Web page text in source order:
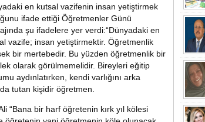
en kutsal vazifenin insan yetiştirmek
ifade ettiği Öğretmenler Günü
şu ifadelere yer verdi:“Dünyadaki en
vazife; insan yetiştirmektir. Öğretmenlik
bir mertebedir. Bu yüzden öğretmenlik bir
olarak görülmemelidir. Bireyleri eğitip
aydınlatırken, kendi varlığını arka
tutan kişidir öğretmen.
“Bana bir harf öğretenin kırk yıl kölesi